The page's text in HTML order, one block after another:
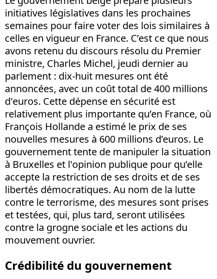
initiatives législatives dans les prochaines
semaines pour faire voter des lois similaires à
celles en vigueur en France. C’est ce que nous
avons retenu du discours résolu du Premier
ministre, Charles Michel, jeudi dernier au
parlement : dix-huit mesures ont été
annoncées, avec un coût total de 400 millions
d'euros. Cette dépense en sécurité est
relativement plus importante qu’en France, où
François Hollande a estimé le prix de ses
nouvelles mesures à 600 millions d’euros. Le
gouvernement tente de manipuler la situation
à Bruxelles et l'opinion publique pour qu’elle
accepte la restriction de ses droits et de ses
libertés démocratiques. Au nom de la lutte
contre le terrorisme, des mesures sont prises
et testées, qui, plus tard, seront utilisées
contre la grogne sociale et les actions du
mouvement ouvrier.
Crédibilité du gouvernement